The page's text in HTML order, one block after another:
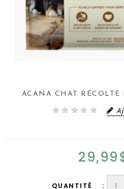
ACANA CHAT RÉCOLTE
QUANTITÉ